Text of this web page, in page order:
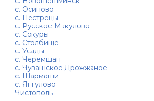
с. Осиново
с. Пестрецы
с. Русское Макулово
с. Сокуры
с. Столбище
с. Усады
с. Черемшан
с. Чувашское Дрожжаное
с. Шармаши
с. Янгулово
Чистополь